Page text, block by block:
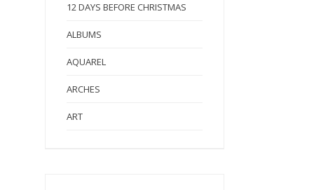
12 DAYS BEFORE CHRISTMAS
ALBUMS
AQUAREL
ARCHES
ART